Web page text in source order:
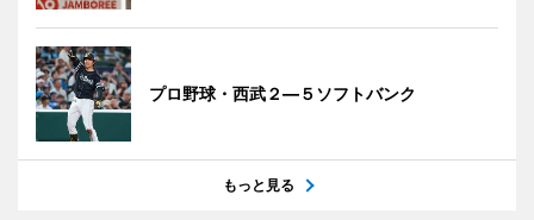
プロ野球・西武２―５ソフトバンク
もっと見る